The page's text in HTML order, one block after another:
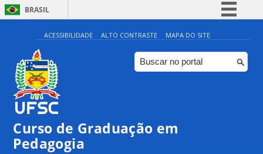
BRASIL
Simplifique!
Comunica BR
Participe
Canais
ACESSIBILIDADE ALTO CONTRASTE MAPA DO SITE
Curso de Graduação em
Pedagogia